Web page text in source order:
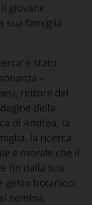
giovane
sua famiglia
è stato
–
rettore del
della
di Andrea, la
la ricerca
e morale che il
fin dalla sua
gesto botanico:
semina,